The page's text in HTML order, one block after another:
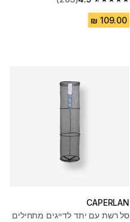
4.5 out of 5 stars from 283 reviews
CAPERLAN
סל רשת עם יתד לדייגים מתחילים